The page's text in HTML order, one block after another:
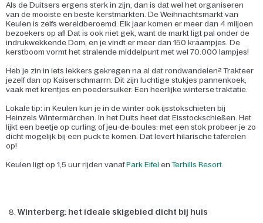
Als de Duitsers ergens sterk in zijn, dan is dat wel het organiseren
van de mooiste en beste kerstmarkten. De Weihnachtsmarkt van
Keulen is zelfs wereldberoemd. Elk jaar komen er meer dan 4 miljoen
bezoekers op af! Dat is ook niet gek, want de markt ligt pal onder de
indrukwekkende Dom, en je vindt er meer dan 150 kraampjes. De
kerstboom vormt het stralende middelpunt met wel 70.000 lampjes!
Heb je zin in iets lekkers gekregen na al dat rondwandelen? Trakteer
jezelf dan op Kaiserschmarrn. Dit zijn luchtige stukjes pannenkoek,
vaak met krentjes en poedersuiker. Een heerlijke winterse traktatie.
Lokale tip: in Keulen kun je in de winter ook ijsstokschieten bij
Heinzels Wintermärchen. In het Duits heet dat Eisstockschießen. Het
lijkt een beetje op curling of jeu-de-boules: met een stok probeer je zo
dicht mogelijk bij een puck te komen. Dat levert hilarische taferelen
op!
Keulen ligt op 1,5 uur rijden vanafPark Eifel enTerhills Resort.
Winterberg: het ideale skigebied dicht bij huis